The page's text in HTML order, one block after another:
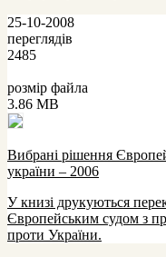
25-10-2008
переглядів
2485
розмір файла
3.86 MB
Вибрані рішення
україни – 2006
У книзі друкуються
Європейським судом з
проти України.